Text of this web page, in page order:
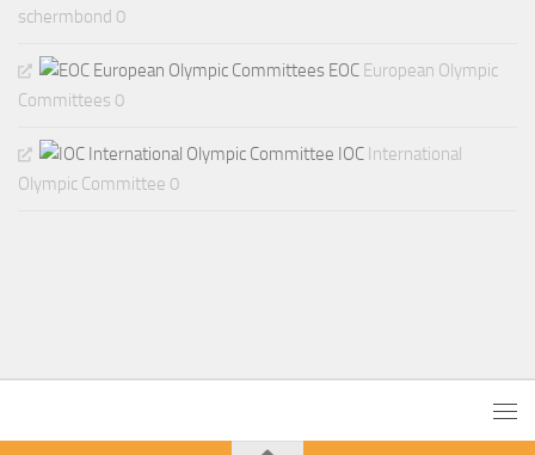
schermbond 0
EOC European Olympic
Committees 0
IOC International
Olympic Committee 0